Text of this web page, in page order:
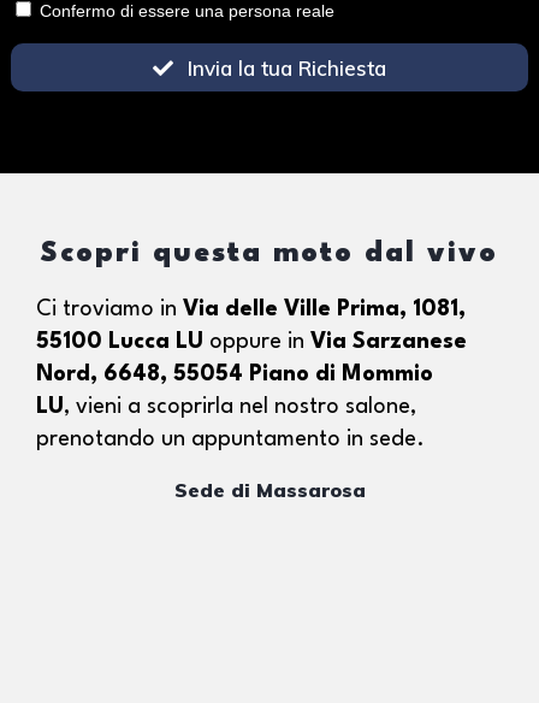
Confermo di essere una persona reale
Invia la tua Richiesta
Scopri questa moto dal vivo
Ci troviamo in Via delle Ville Prima, 1081,
55100 Lucca LU oppure in Via Sarzanese
Nord, 6648, 55054 Piano di Mommio
LU, vieni a scoprirla nel nostro salone,
prenotando un appuntamento in sede.
Sede di Massarosa